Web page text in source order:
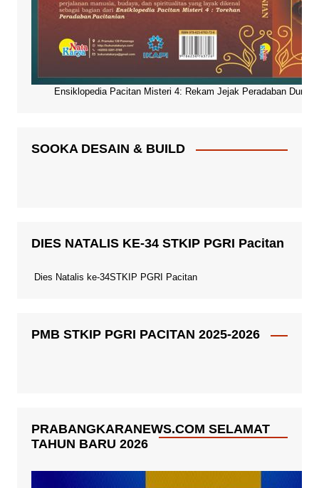
Ensiklopedia Pacitan Misteri 4: Rekam Jejak Peradaban Dunia
SOOKA DESAIN & BUILD
DIES NATALIS KE-34 STKIP PGRI Pacitan
Dies Natalis ke-34STKIP PGRI Pacitan
PMB STKIP PGRI PACITAN 2025-2026
PRABANGKARANEWS.COM SELAMAT
TAHUN BARU 2026